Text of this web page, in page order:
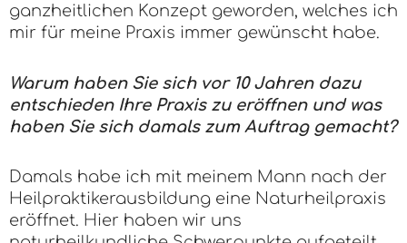
ganzheitlichen Konzept geworden, welches ich
mir für meine Praxis immer gewünscht habe.
Warum haben Sie sich vor 10 Jahren dazu
entschieden Ihre Praxis zu eröffnen und was
haben Sie sich damals zum Auftrag gemacht?
Damals habe ich mit meinem Mann nach der
Heilpraktikerausbildung eine Naturheilpraxis
eröffnet. Hier haben wir uns